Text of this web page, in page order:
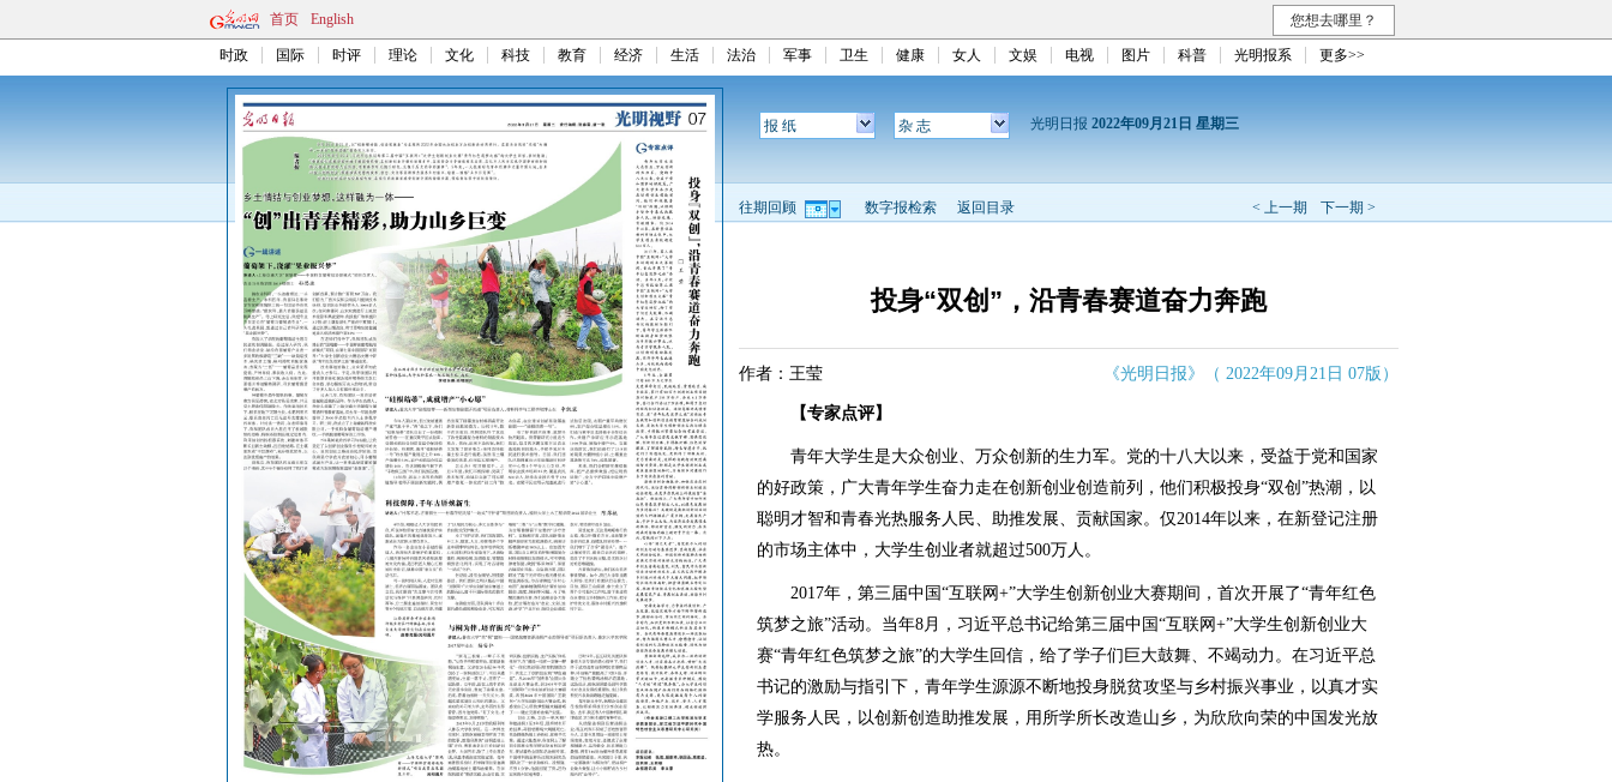
首页 English 您想去哪里？
时政 国际 时评 理论 文化 科技 教育 经济 生活 法治 军事 卫生 健康 女人 文娱 电视 图片 科普 光明报系 更多>>
报 纸 杂 志 光明日报 2022年09月21日 星期三
< 上一期 下一期 >
往期回顾 数字报检索 返回目录
投身“双创”，沿青春赛道奋力奔跑
作者：王莹 《光明日报》（ 2022年09月21日 07版）
【专家点评】
青年大学生是大众创业、万众创新的生力军。党的十八大以来，受益于党和国家
的好政策，广大青年学生奋力走在创新创业创造前列，他们积极投身“双创”热潮，以
聪明才智和青春光热服务人民、助推发展、贡献国家。仅2014年以来，在新登记注册
的市场主体中，大学生创业者就超过500万人。
2017年，第三届中国“互联网+”大学生创新创业大赛期间，首次开展了“青年红色
筑梦之旅”活动。当年8月，习近平总书记给第三届中国“互联网+”大学生创新创业大
赛“青年红色筑梦之旅”的大学生回信，给了学子们巨大鼓舞、不竭动力。在习近平总
书记的激励与指引下，青年学生源源不断地投身脱贫攻坚与乡村振兴事业，以真才实
学服务人民，以创新创造助推发展，用所学所长改造山乡，为欣欣向荣的中国发光放
热。